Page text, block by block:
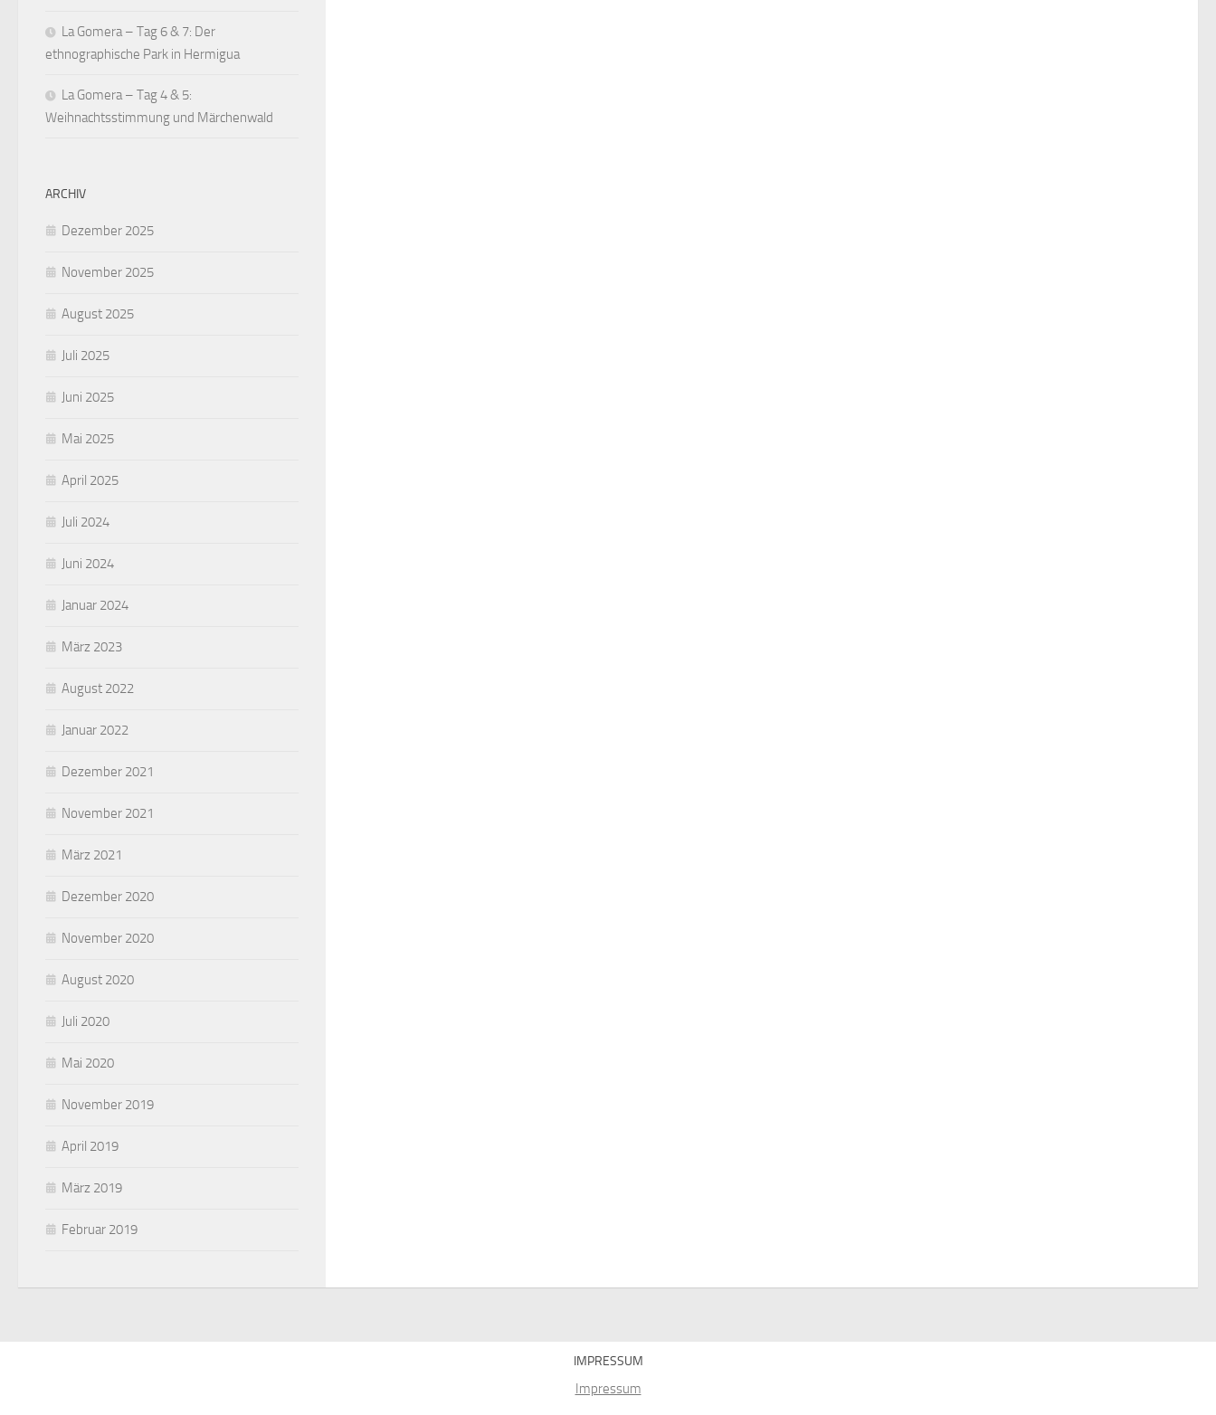
La Gomera – Tag 6 & 7: Der
ethnographische Park in Hermigua
La Gomera – Tag 4 & 5:
Weihnachtsstimmung und Märchenwald
ARCHIV
Dezember 2025
November 2025
August 2025
Juli 2025
Juni 2025
Mai 2025
April 2025
Juli 2024
Juni 2024
Januar 2024
März 2023
August 2022
Januar 2022
Dezember 2021
November 2021
März 2021
Dezember 2020
November 2020
August 2020
Juli 2020
Mai 2020
November 2019
April 2019
März 2019
Februar 2019
IMPRESSUM
Impressum